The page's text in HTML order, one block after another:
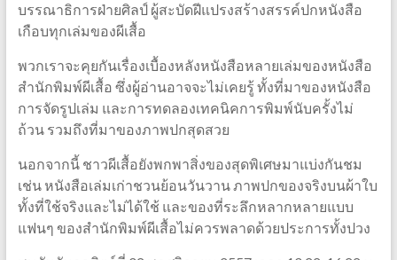
บรรณาธิการฝ่ายศิลป์ ผู้สะบัดฝีแปรงสร้างสรรค์ปกหนังสือ
เกือบทุกเล่มของผีเสื้อ
พวกเราจะคุยกันเรื่องเบื้องหลังหนังสือหลายเล่มของหนังสือ
สำนักพิมพ์ผีเสื้อ ซึ่งผู้อ่านอาจจะไม่เคยรู้ ทั้งที่มาของหนังสือ
การจัดรูปเล่ม และการทดลองเทคนิคการพิมพ์นับครั้งไม่
ถ้วน รวมถึงที่มาของภาพปกสุดสวย
นอกจากนี้ ชาวผีเสื้อยังพกพาสิ่งของสุดพิเศษมาแบ่งกันชม
เช่น หนังสือเล่มเก่าชวนย้อนวันวาน ภาพปกของจริงบนผ้าใบ
ทั้งที่ใช้จริงและไม่ได้ใช้ และของที่ระลึกหลากหลายแบบ
แฟนๆ ของสำนักพิมพ์ผีเสื้อไม่ควรพลาดด้วยประการทั้งปวง